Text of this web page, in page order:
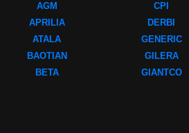
AGM
APRILIA
ATALA
BAOTIAN
BETA
CPI
DERBI
GENERIC
GILERA
GIANTCO